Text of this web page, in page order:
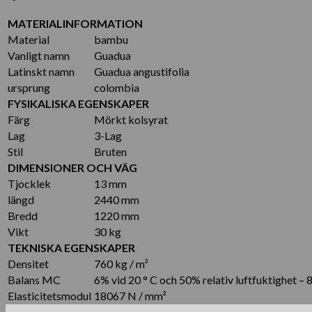
MATERIALINFORMATION
Material
bambu
Vanligt namn
Guadua
Latinskt namn
Guadua angustifolia
ursprung
colombia
FYSIKALISKA EGENSKAPER
Färg
Mörkt kolsyrat
Lag
3-Lag
Stil
Bruten
DIMENSIONER OCH VÄG
Tjocklek
13 mm
längd
2440 mm
Bredd
1220 mm
Vikt
30 kg
TEKNISKA EGENSKAPER
Densitet
760 kg / m³
Balans MC
6% vid 20 ° C och 50% relativ luftfuktighet –
Elasticitetsmodul 18067 N / mm²